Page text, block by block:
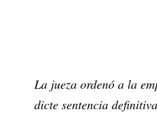
La jueza ordenó a la
dicte sentencia